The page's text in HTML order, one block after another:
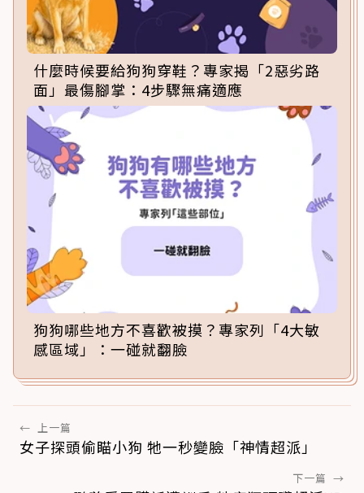
什麼時候要給狗狗穿鞋？專家揭「2惡劣路
面」最傷腳掌：4步驟無痛適應
狗狗哪些地方不喜歡被摸？專家列「4大敏
感區域」：一碰就翻臉
← 上一篇
女子探頭偷瞄小狗 牠一秒變臉「神情超派」
下一篇 →